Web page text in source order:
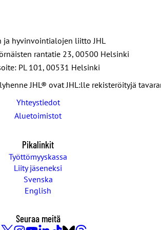
ja hyvinvointialojen liitto JHL
rantatie 23, 00500 Helsinki
PL 101, 00531 Helsinki
JHL® ovat JHL:lle rekisteröityjä
Yhteystiedot
Aluetoimistot
Pikalinkit
Työttömyyskassa
Liity jäseneksi
Svenska
English
Seuraa meitä